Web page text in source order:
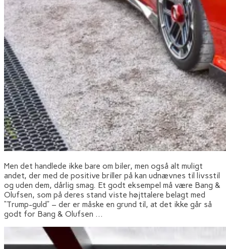
Men det handlede ikke bare om biler, men også alt muligt
andet, der med de positive briller på kan udnævnes til livsstil
og uden dem, dårlig smag. Et godt eksempel må være Bang &
Olufsen, som på deres stand viste højttalere belagt med
“Trump-guld” – der er måske en grund til, at det ikke går så
godt for Bang & Olufsen …